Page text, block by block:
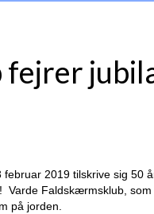
2019 tilskrive sig
Faldskærmsklub,
på jorden.